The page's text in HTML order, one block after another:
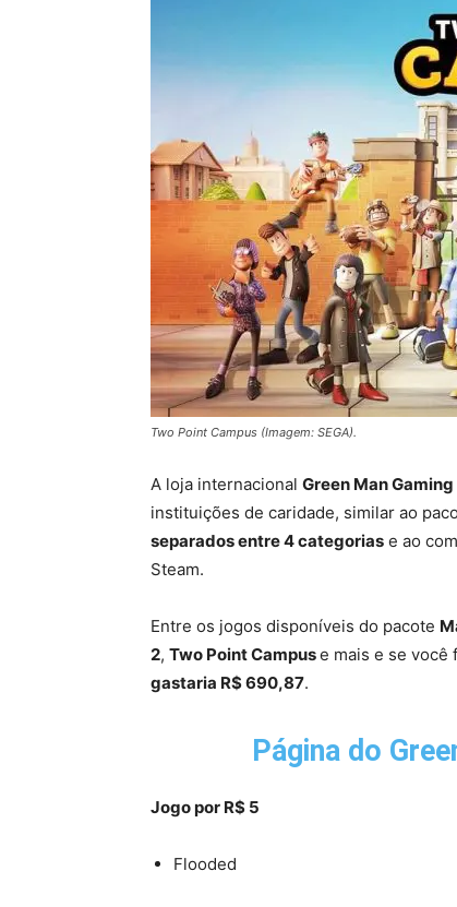
Two Point Campus (Imagem: SEGA).
A loja internacional Green Man Gaming
instituições de caridade, similar ao
separados entre 4 categorias e ao
Steam.
Entre os jogos disponíveis do pacote
2, Two Point Campuse mais e se você
gastaria R$ 690,87.
Página do
Jogo por R$ 5
Flooded